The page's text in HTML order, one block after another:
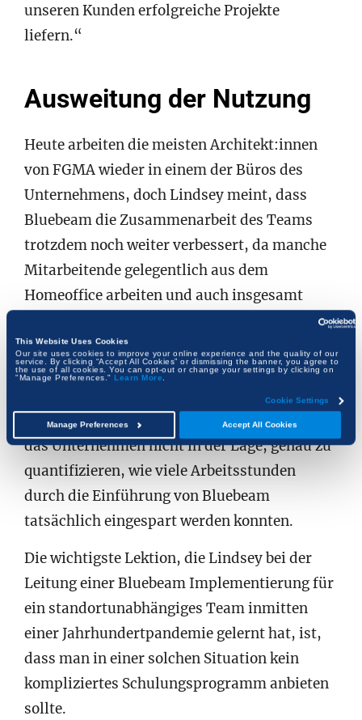
This Website Uses Cookies
Our site uses cookies to improve your online experience and the quality of our
service. By clicking “Accept All Cookies” or dismissing the banner, you agree to
the use of all cookies. You can opt-out or change your settings by clicking on
"Manage Preferences." Learn More.
Cookie Settings
Accept All Cookies
Manage Preferences
unseren Kunden erfolgreiche Projekte
liefern.“
Ausweitung der Nutzung
Heute arbeiten die meisten Architekt:innen
von FGMA wieder in einem der Büros des
Unternehmens, doch Lindsey meint, dass
Bluebeam die Zusammenarbeit des Teams
trotzdem noch weiter verbessert, da manche
Mitarbeitende gelegentlich aus dem
Homeoffice arbeiten und auch insgesamt
stattfinden. Lindsey zufolge konnte das
Unternehmen durch die Verwendung von
Zeiteinsparungen verzeichnen. Allerdings war
das Unternehmen nicht in der Lage, genau zu
quantifizieren, wie viele Arbeitsstunden
durch die Einführung von Bluebeam
tatsächlich eingespart werden konnten.
Die wichtigste Lektion, die Lindsey bei der
Leitung einer Bluebeam Implementierung für
ein standortunabhängiges Team inmitten
einer Jahrhundertpandemie gelernt hat, ist,
dass man in einer solchen Situation kein
kompliziertes Schulungsprogramm anbieten
sollte.